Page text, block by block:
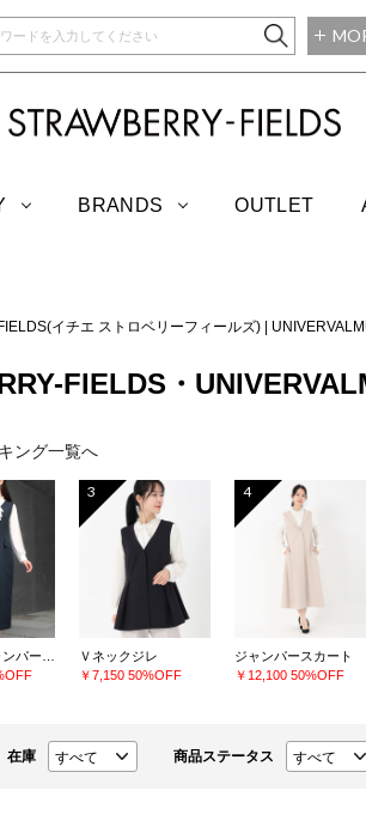
BRANDS OUTLET
イチエ ストロベリーフィールズ)
FIELDS・
ング一覧へ
3
Ｖネックジレ
￥7,150 50%OFF
4
ジャンパースカート
￥12,100 50%OFF
在庫 商品ステータス